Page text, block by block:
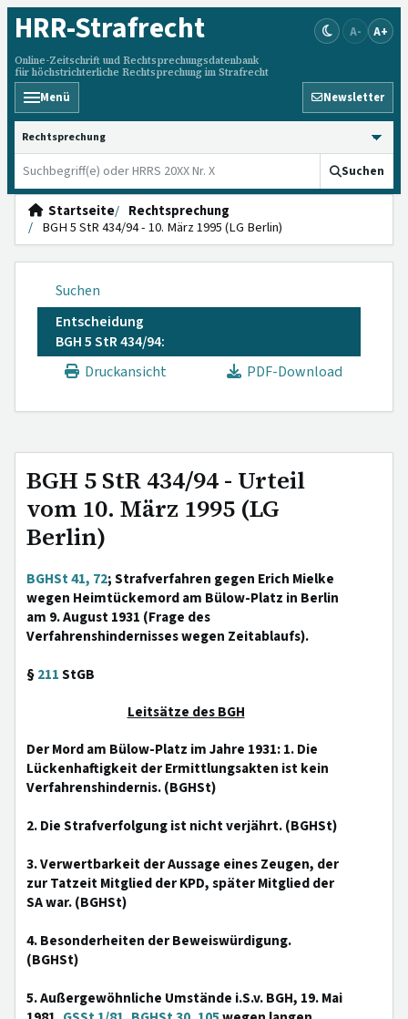
HRR-Strafrecht
Online-Zeitschrift und Rechtsprechungsdatenbank
für höchstrichterliche Rechtsprechung im Strafrecht
A- A+
Menü Newsletter
HRRS durchsuchen
Suchen
Startseite
Rechtsprechung
BGH 5 StR 434/94 - 10. März 1995 (LG Berlin)
Suchen
Entscheidung
BGH 5 StR 434/94:
Druckansicht
PDF-Download
BGH 5 StR 434/94 - Urteil
vom 10. März 1995 (LG
Berlin)
BGHSt 41, 72; Strafverfahren gegen Erich Mielke
wegen Heimtückemord am Bülow-Platz in Berlin
am 9. August 1931 (Frage des
Verfahrenshindernisses wegen Zeitablaufs).
§211StGB
Leitsätze des BGH
Der Mord am Bülow-Platz im Jahre 1931: 1. Die
Lückenhaftigkeit der Ermittlungsakten ist kein
Verfahrenshindernis. (BGHSt)
2. Die Strafverfolgung ist nicht verjährt. (BGHSt)
3. Verwertbarkeit der Aussage eines Zeugen, der
zur Tatzeit Mitglied der KPD, später Mitglied der
SA war. (BGHSt)
4. Besonderheiten der Beweiswürdigung.
(BGHSt)
5. Außergewöhnliche Umstände i.S.v. BGH, 19. Mai